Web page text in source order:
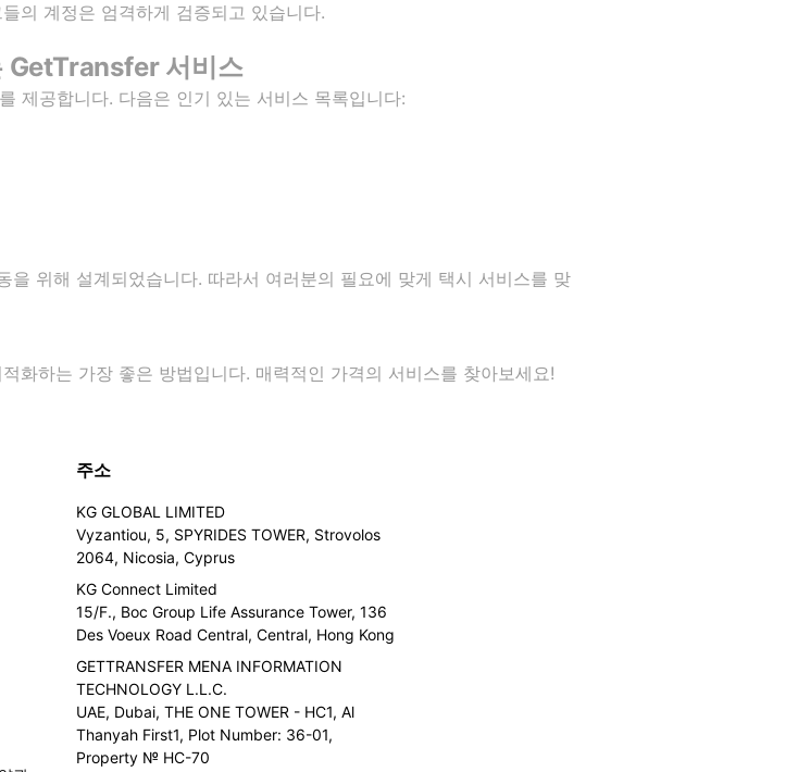
의 계정은 엄격하게 검증되고 있습니다.
GetTransfer 서비스
제공합니다. 다음은 인기 있는 서비스 목록입니다:
위해 설계되었습니다. 따라서 여러분의 필요에 맞게 택시 서비스를 맞
화하는 가장 좋은 방법입니다. 매력적인 가격의 서비스를 찾아보세요!
주소
KG GLOBAL LIMITED
Vyzantiou, 5, SPYRIDES TOWER, Strovolos
2064, Nicosia, Cyprus
KG Connect Limited
15/F., Boc Group Life Assurance Tower, 136
Des Voeux Road Central, Central, Hong Kong
GETTRANSFER MENA INFORMATION
TECHNOLOGY L.L.C.
UAE, Dubai, THE ONE TOWER - HC1, Al
Thanyah First1, Plot Number: 36-01,
Property № HC-70